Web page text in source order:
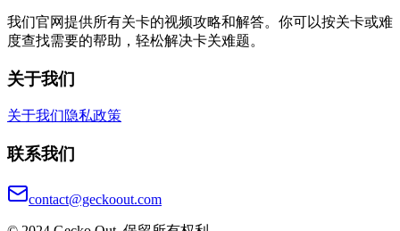
我们官网提供所有关卡的视频攻略和解答。你可以按关卡或难
度查找需要的帮助，轻松解决卡关难题。
关于我们
关于我们隐私政策
联系我们
contact@geckoout.com